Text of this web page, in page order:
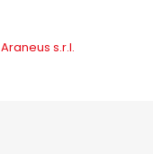
Araneus s.r.l.